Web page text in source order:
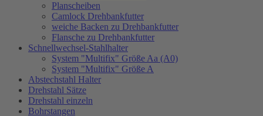
Planscheiben
Camlock Drehbankfutter
weiche Backen zu Drehbankfutter
Flansche zu Drehbankfutter
Schnellwechsel-Stahlhalter
System "Multifix" Größe Aa (A0)
System "Multifix" Größe A
Abstechstahl Halter
Drehstahl Sätze
Drehstahl einzeln
Bohrstangen